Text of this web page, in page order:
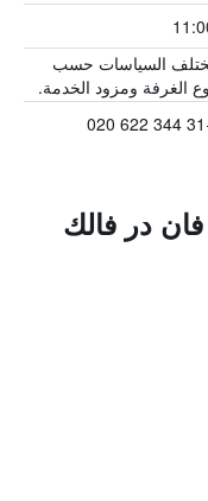
السياسات حسب
الغرفة ومزود الخدمة.
در فالك